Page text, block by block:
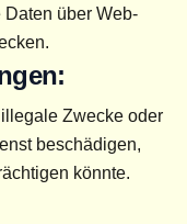
über Web-
Zwecke oder
beschädigen,
könnte.